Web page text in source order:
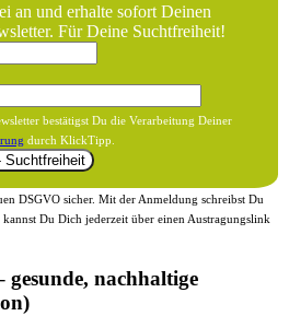
an und erhalte sofort Deinen
Für Deine Suchtfreiheit!
bestätigst Du die Verarbeitung Deiner
durch KlickTipp.
DSGVO sicher. Mit der Anmeldung schreibst Du
Du Dich jederzeit über einen Austragungslink
gesunde, nachhaltige